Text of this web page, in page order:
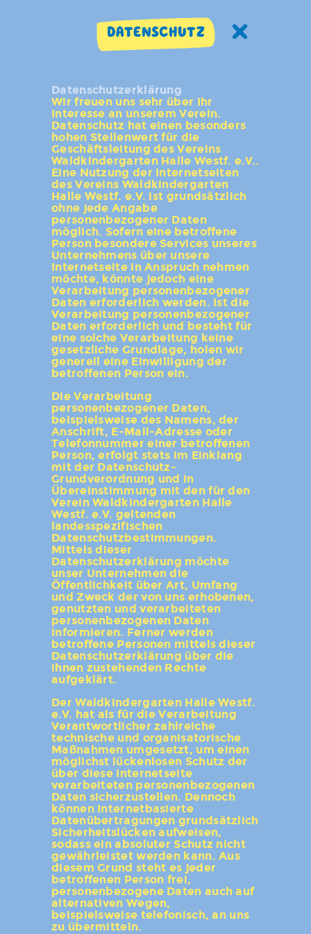
DATENSCHUTZ
Datenschutzerklärung
Wir freuen uns sehr über Ihr
Interesse an unserem Verein.
Datenschutz hat einen besonders
hohen Stellenwert für die
Geschäftsleitung des Vereins
Waldkindergarten Halle Westf. e.V..
Eine Nutzung der Internetseiten
des Vereins Waldkindergarten
Halle Westf. e.V. ist grundsätzlich
ohne jede Angabe
personenbezogener Daten
möglich. Sofern eine betroffene
Person besondere Services unseres
Unternehmens über unsere
Internetseite in Anspruch nehmen
möchte, könnte jedoch eine
Verarbeitung personenbezogener
Daten erforderlich werden. Ist die
Verarbeitung personenbezogener
Daten erforderlich und besteht für
eine solche Verarbeitung keine
gesetzliche Grundlage, holen wir
generell eine Einwilligung der
betroffenen Person ein.
Die Verarbeitung
personenbezogener Daten,
beispielsweise des Namens, der
Anschrift, E-Mail-Adresse oder
Telefonnummer einer betroffenen
Person, erfolgt stets im Einklang
mit der Datenschutz-
Grundverordnung und in
Übereinstimmung mit den für den
Verein Waldkindergarten Halle
Westf. e.V. geltenden
landesspezifischen
Datenschutzbestimmungen.
Mittels dieser
Datenschutzerklärung möchte
unser Unternehmen die
Öffentlichkeit über Art, Umfang
und Zweck der von uns erhobenen,
genutzten und verarbeiteten
personenbezogenen Daten
informieren. Ferner werden
betroffene Personen mittels dieser
Datenschutzerklärung über die
ihnen zustehenden Rechte
aufgeklärt.
Der Waldkindergarten Halle Westf.
e.V. hat als für die Verarbeitung
Verantwortlicher zahlreiche
technische und organisatorische
Maßnahmen umgesetzt, um einen
möglichst lückenlosen Schutz der
über diese Internetseite
verarbeiteten personenbezogenen
Daten sicherzustellen. Dennoch
können Internetbasierte
Datenübertragungen grundsätzlich
Sicherheitslücken aufweisen,
sodass ein absoluter Schutz nicht
gewährleistet werden kann. Aus
diesem Grund steht es jeder
betroffenen Person frei,
personenbezogene Daten auch auf
alternativen Wegen,
beispielsweise telefonisch, an uns
zu übermitteln.